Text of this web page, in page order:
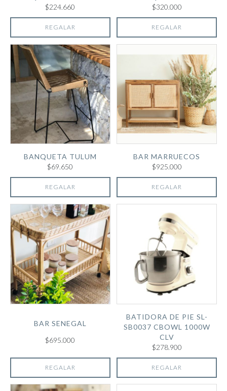
$224.660
REGALAR
$320.000
REGALAR
BANQUETA TULUM
$69.650
REGALAR
BAR MARRUECOS
$925.000
REGALAR
BAR SENEGAL
$695.000
REGALAR
BATIDORA DE PIE SL-
SB0037 CBOWL 1000W
CLV
$278.900
REGALAR